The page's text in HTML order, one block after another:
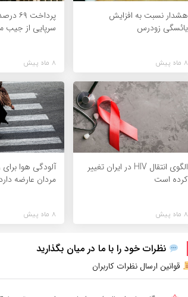
هشدار نسبت به افزایش
یائسگی زودرس
8 ماه پیش
سرپایی از جیب
8 ماه پیش
الگوی انتقال HIV در ایران تغییر
کرده است
8 ماه پیش
آلودگی هوا برای
مردان عارضه دارد
8 ماه پیش
نظرات خود را با ما در میان بگذارید
قوانین ارسال نظرات کاربران